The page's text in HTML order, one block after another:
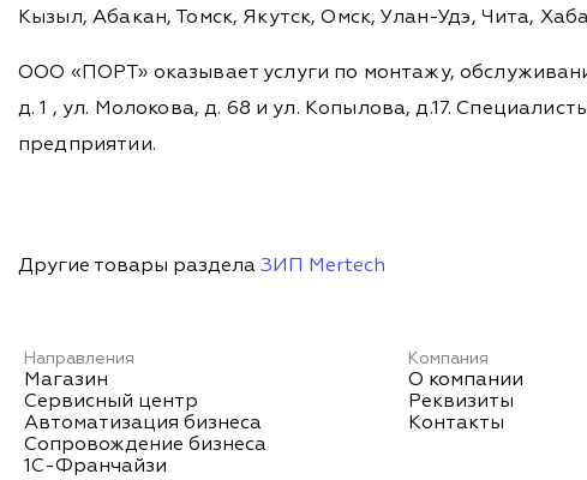
Кызыл, Абакан, Томск, Якутск, Омск, Улан-Удэ, Чита,
ООО «ПОРТ» оказывает услуги по монтажу,
д. 1 , ул. Молокова, д. 68 и ул. Копылова, д.17.
предприятии.
Другие товары раздела ЗИП Mertech
Направления
Магазин
Сервисный центр
Автоматизация бизнеса
Сопровождение бизнеса
1С-Франчайзи
Компания
О компании
Реквизиты
Контакты